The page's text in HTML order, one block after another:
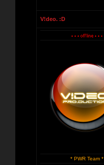
V!deo. :D
* PWR Team *